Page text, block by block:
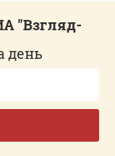
"Взгляд-
день